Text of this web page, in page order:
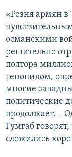
«Резня армян в
османскими
решительно
полтора
геноцидом,
многие
политические
продолжает. –
Гумгаб
сложились